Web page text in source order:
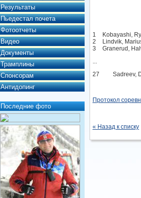
Результаты
Пьедестал почета
Фотоотчеты
Видео
Документы
Трамплины
Спонсорам
Антидопинг
Последние фото
1 Kobayashi,
2
Lindvik,
3
Granerud,
...
27
Sadreev,
Протокол
« Назад к списку